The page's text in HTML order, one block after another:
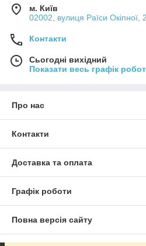
м. Київ
02002, вулиця Раїси Окіпної,
Контакти
Сьогодні вихідний
Показати весь графік
Про нас
Контакти
Доставка та оплата
Графік роботи
Повна версія сайту